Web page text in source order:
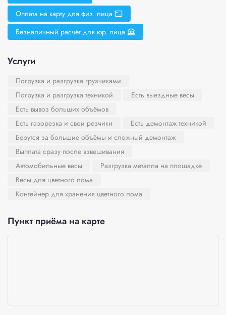
Оплата на карту для физ. лица
Безналичный расчёт для юр. лица
Услуги
Погрузка и разгрузка грузчиками
Погрузка и разгрузка техникой
Есть выездные весы
Есть вывоз больших объёмов
Есть газорезка и свои резчики
Есть демонтаж техникой
Берутся за большие объёмы и сложный демонтаж
Выплата сразу после взвешивания
Автомобильные весы
Разгрузка металла на площадке
Весы для цветного лома
Контейнер для хранения цветного лома
Пункт приёма на карте